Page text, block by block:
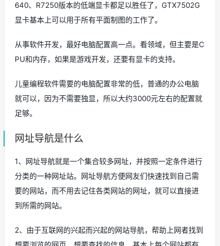
640、R7250版本的低端显卡都足以胜任了，GTX7502G
显卡基本上可以用于所有平面制图的工作了。
从事软件开发，最好电脑配置高一点。看领域，但主要是C
PU和内存，如果是游戏开发，还要有显卡的支持。
儿童编程软件需要的电脑配置非常的低，普通的办公电脑
就可以，因为不需要独显，所以大约3000元左右的配置就
足够。
网址导航是什么
1、网址导航就是一个集合较多网址，并按照一定条件进行
分类的一种网址站。网址导航方便网友们快速找到自己需
要的网站，而不用去记住各类网站的网址，就可以直接进
到所需的网站。
2、由于互联网的兴起而兴起的网站导航，帮助上网者找到